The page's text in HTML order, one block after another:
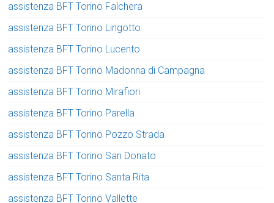
assistenza BFT Torino Falchera
assistenza BFT Torino Lingotto
assistenza BFT Torino Lucento
assistenza BFT Torino Madonna di Campagna
assistenza BFT Torino Mirafiori
assistenza BFT Torino Parella
assistenza BFT Torino Pozzo Strada
assistenza BFT Torino San Donato
assistenza BFT Torino Santa Rita
assistenza BFT Torino Vallette